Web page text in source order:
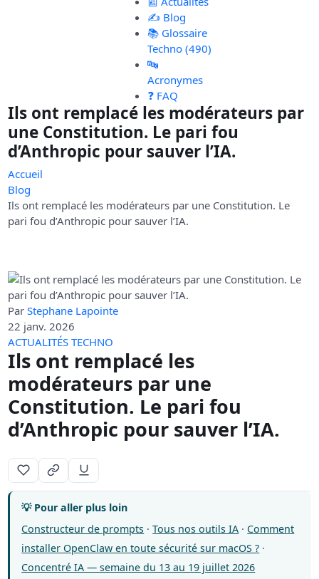
✍️ Blog
📚 Glossaire
Techno (490)
🔤
Acronymes
❓ FAQ
Ils ont remplacé les modérateurs par
une Constitution. Le pari fou
d’Anthropic pour sauver l’IA.
Accueil
Blog
Ils ont remplacé les modérateurs par une Constitution. Le
pari fou d’Anthropic pour sauver l’IA.
ParStephane Lapointe
22 janv. 2026
ACTUALITÉS TECHNO
Ils ont remplacé les
modérateurs par une
Constitution. Le pari fou
d’Anthropic pour sauver l’IA.
💡 Pour aller plus loin
Constructeur de prompts ·Tous nos outils IA · Comment
installer OpenClaw en toute sécurité sur macOS ? ·
Concentré IA — semaine du 13 au 19 juillet 2026